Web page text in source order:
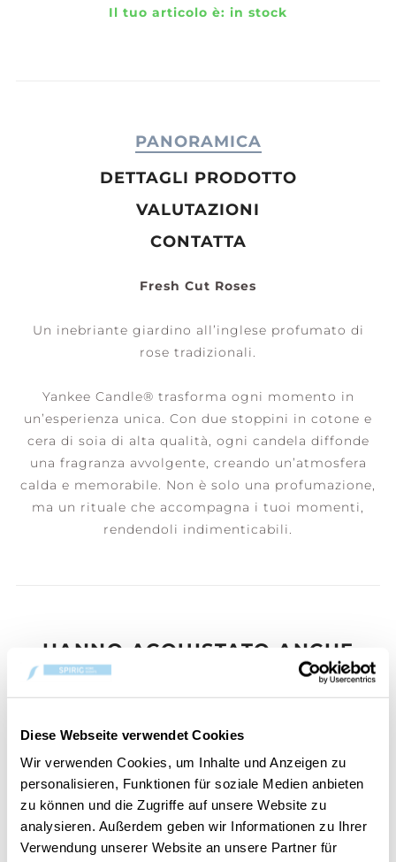
Diese Webseite verwendet Cookies
Wir verwenden Cookies, um Inhalte und Anzeigen zu
personalisieren, Funktionen für soziale Medien anbieten
zu können und die Zugriffe auf unsere Website zu
analysieren. Außerdem geben wir Informationen zu Ihrer
Verwendung unserer Website an unsere Partner für
Il tuo articolo è: in stock
PANORAMICA
DETTAGLI PRODOTTO
VALUTAZIONI
CONTATTA
Fresh Cut Roses
Un inebriante giardino all’inglese profumato di
rose tradizionali.
Yankee Candle® trasforma ogni momento in
un’esperienza unica. Con due stoppini in cotone e
cera di soia di alta qualità, ogni candela diffonde
una fragranza avvolgente, creando un’atmosfera
calda e memorabile. Non è solo una profumazione,
ma un rituale che accompagna i tuoi momenti,
rendendoli indimenticabili.
HANNO ACQUISTATO ANCHE